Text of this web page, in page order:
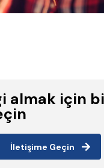
almak için
İletişime Geçin